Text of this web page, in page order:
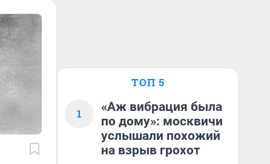
ТОП 5
1
«Аж вибрация была
по дому»: москвичи
услышали похожий
на взрыв грохот